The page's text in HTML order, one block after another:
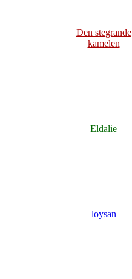
Den stegrande
kamelen
Eldalie
loysan